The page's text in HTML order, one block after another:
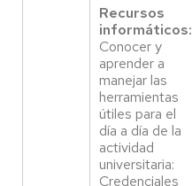
Recursos
informáticos:
Conocer y
aprender a
manejar las
herramientas
útiles para el
día a día de la
actividad
universitaria:
Credenciales